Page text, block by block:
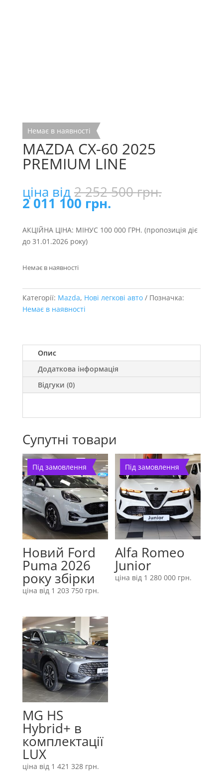
Немає в наявності
MAZDA CX-60 2025
PREMIUM LINE
ціна від2 252 500грн.
252
500 грн..
2 011 100 грн.Поточна
ціна:
2
011
АКЦІЙНА ЦІНА: МІНУС 100 000 ГРН. (пропозиція діє
до 31.01.2026 року)
Немає в наявності
Категорії: Mazda, Нові легкові авто
Позначка:
Немає в наявності
Опис
Додаткова інформація
Відгуки (0)
Супутні товари
Під замовлення
Новий Ford
Puma 2026
року збірки
ціна від 1 203 750 грн.
Під замовлення
Alfa Romeo
Junior
ціна від 1 280 000 грн.
MG HS
Hybrid+ в
комплектації
LUX
ціна від 1 421 328 грн.